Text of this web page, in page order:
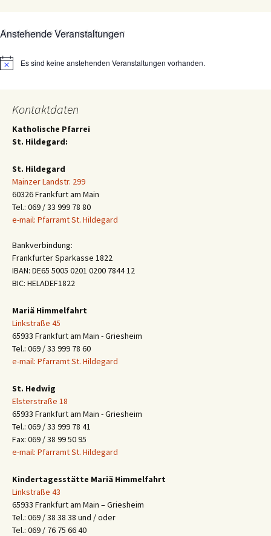
Anstehende Veranstaltungen
HinweisEs sind keine anstehenden Veranstaltungen vorhanden.
Kontaktdaten
Katholische Pfarrei
St. Hildegard:
St. Hildegard
Mainzer Landstr. 299
60326 Frankfurt am Main
Tel.: 069 / 33 999 78 80
e-mail: Pfarramt St. Hildegard
Bankverbindung:
Frankfurter Sparkasse 1822
IBAN: DE65 5005 0201 0200 7844 12
BIC: HELADEF1822
Mariä Himmelfahrt
Linkstraße 45
65933 Frankfurt am Main - Griesheim
Tel.: 069 / 33 999 78 60
e-mail: Pfarramt St. Hildegard
St. Hedwig
Elsterstraße 18
65933 Frankfurt am Main - Griesheim
Tel.: 069 / 33 999 78 41
Fax: 069 / 38 99 50 95
e-mail: Pfarramt St. Hildegard
Kindertagesstätte Mariä Himmelfahrt
Linkstraße 43
65933 Frankfurt am Main – Griesheim
Tel.: 069 / 38 38 38 und / oder
Tel.: 069 / 76 75 66 40